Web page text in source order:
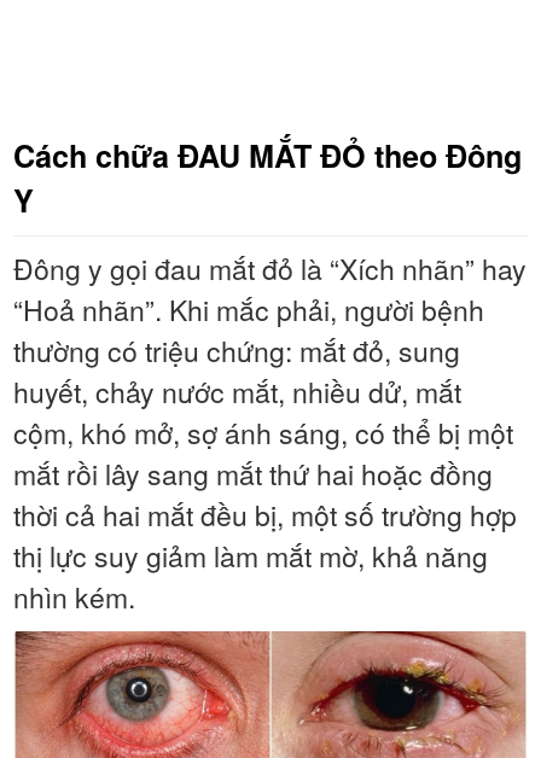
Cách chữa ĐAU MẮT ĐỎ theo Đông
Y
Đông y gọi đau mắt đỏ là “Xích nhãn” hay
“Hoả nhãn”. Khi mắc phải, người bệnh
thường có triệu chứng: mắt đỏ, sung
huyết, chảy nước mắt, nhiều dử, mắt
cộm, khó mở, sợ ánh sáng, có thể bị một
mắt rồi lây sang mắt thứ hai hoặc đồng
thời cả hai mắt đều bị, một số trường hợp
thị lực suy giảm làm mắt mờ, khả năng
nhìn kém.